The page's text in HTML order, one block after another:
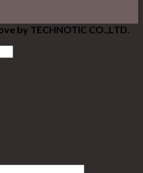
by TECHNOTIC CO.,LTD.